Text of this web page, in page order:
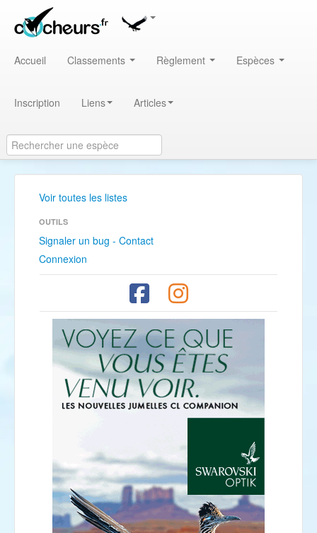
Accueil Classements Règlement Espèces
Inscription Liens Articles
Voir toutes les listes
OUTILS
Signaler un bug - Contact
Connexion